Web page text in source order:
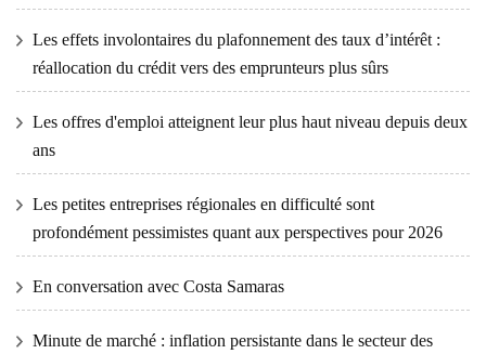
Les effets involontaires du plafonnement des taux d’intérêt :
réallocation du crédit vers des emprunteurs plus sûrs
Les offres d'emploi atteignent leur plus haut niveau depuis deux
ans
Les petites entreprises régionales en difficulté sont
profondément pessimistes quant aux perspectives pour 2026
En conversation avec Costa Samaras
Minute de marché : inflation persistante dans le secteur des